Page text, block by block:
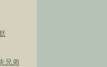
兄弟